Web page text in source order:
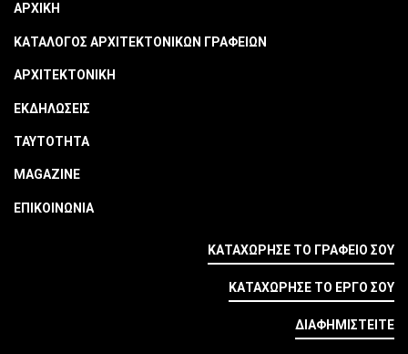
ΑΡΧΙΚΗ
ΚΑΤΑΛΟΓΟΣ ΑΡΧΙΤΕΚΤΟΝΙΚΩΝ ΓΡΑΦΕΙΩΝ
ΑΡΧΙΤΕΚΤΟΝΙΚΗ
ΕΚΔΗΛΩΣΕΙΣ
ΤΑΥΤΟΤΗΤΑ
MAGAZINE
ΕΠΙΚΟΙΝΩΝΙΑ
ΚΑΤΑΧΩΡΗΣΕ ΤΟ ΓΡΑΦΕΙΟ ΣΟΥ
ΚΑΤΑΧΩΡΗΣΕ ΤΟ ΕΡΓΟ ΣΟΥ
ΔΙΑΦΗΜΙΣΤΕΙΤΕ